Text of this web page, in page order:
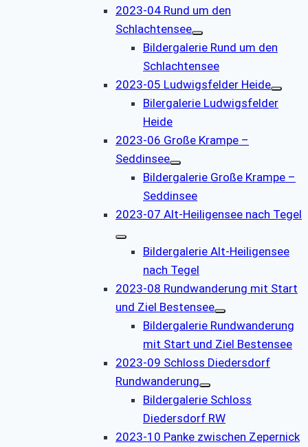
2023-04 Rund um den
Schlachtensee
Bildergalerie Rund um den
Schlachtensee
2023-05 Ludwigsfelder Heide
Bilergalerie Ludwigsfelder
Heide
2023-06 Große Krampe –
Seddinsee
Bildergalerie Große Krampe –
Seddinsee
2023-07 Alt-Heiligensee nach Tegel
Bildergalerie Alt-Heiligensee
nach Tegel
2023-08 Rundwanderung mit Start
und Ziel Bestensee
Bildergalerie Rundwanderung
mit Start und Ziel Bestensee
2023-09 Schloss Diedersdorf
Rundwanderung
Bildergalerie Schloss
Diedersdorf RW
2023-10 Panke zwischen Zepernick